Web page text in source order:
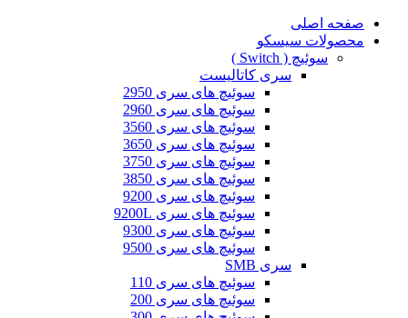
صفحه اصلی
محصولات سیسکو
سوئیچ ( Switch )
سری کاتالیست
سوئیچ های سری 2950
سوئیچ های سری 2960
سوئیچ های سری 3560
سوئیچ های سری 3650
سوئیچ های سری 3750
سوئیچ های سری 3850
سوئیچ های سری 9200
سوئیچ های سری 9200L
سوئیچ های سری 9300
سوئیچ های سری 9500
سری SMB
سوئیچ های سری 110
سوئیچ های سری 200